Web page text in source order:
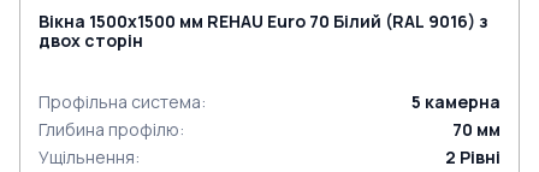
Вікна 1500x1500 мм REHAU Euro 70 Білий (RAL 9016) з
двох сторін
Профільна система: 5 камерна
Глибина профілю: 70 мм
Ущільнення: 2 Рівні